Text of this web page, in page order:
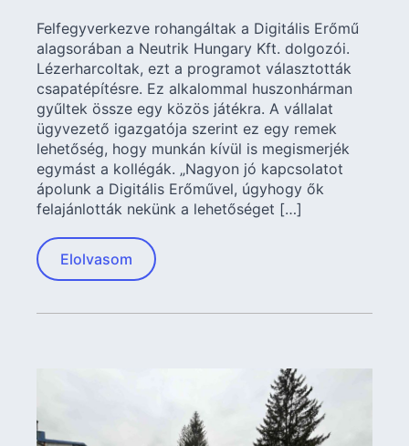
Felfegyverkezve rohangáltak a Digitális Erőmű
alagsorában a Neutrik Hungary Kft. dolgozói.
Lézerharcoltak, ezt a programot választották
csapatépítésre. Ez alkalommal huszonhárman
gyűltek össze egy közös játékra. A vállalat
ügyvezető igazgatója szerint ez egy remek
lehetőség, hogy munkán kívül is megismerjék
egymást a kollégák. „Nagyon jó kapcsolatot
ápolunk a Digitális Erőművel, úgyhogy ők
felajánlották nekünk a lehetőséget […]
Elolvasom